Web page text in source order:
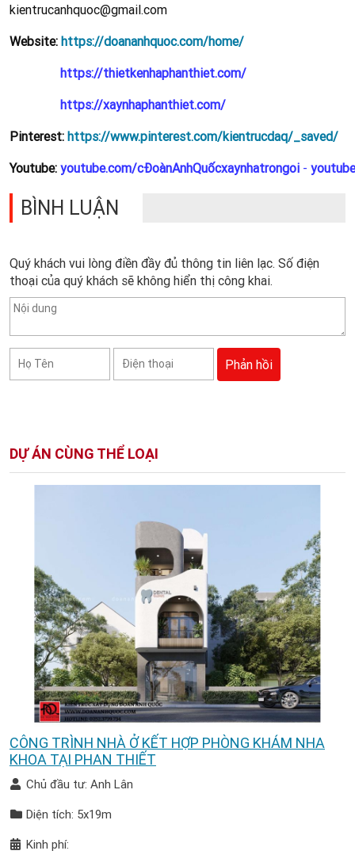
kientrucanhquoc@gmail.com
Website: https://doananhquoc.com/home/
https://thietkenhaphanthiet.com/
https://xaynhaphanthiet.com/
Pinterest: https://www.pinterest.com/kientrucdaq/_saved/
Youtube: youtube.com/cĐoànAnhQuốcxaynhatrongoi -
BÌNH LUẬN
Quý khách vui lòng điền đầy đủ thông tin liên lạc. Số điện
thoại của quý khách sẽ không hiển thị công khai.
DỰ ÁN CÙNG THỂ LOẠI
CÔNG TRÌNH NHÀ Ở KẾT HỢP PHÒNG KHÁM NHA
KHOA TẠI PHAN THIẾT
Chủ đầu tư: Anh Lân
Diện tích: 5x19m
Kinh phí: